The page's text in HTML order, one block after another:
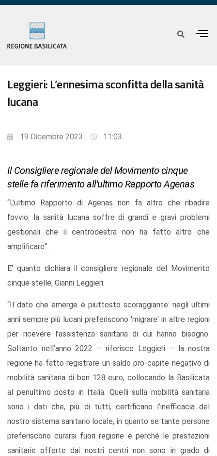
Leggieri: L’ennesima sconfitta della sanità
lucana
19 Dicembre 2023 11:03
Il Consigliere regionale del Movimento cinque
stelle fa riferimento all'ultimo Rapporto Agenas
“L’ultimo Rapporto di Agenas non fa altro che ribadire
l’ovvio: la sanità lucana soffre di grandi e gravi problemi
gestionali che il centrodestra non ha fatto altro che
amplificare”.
E' quanto dichiara il consigliere regionale del Movimento
cinque stelle, Gianni Leggieri.
“Il dato che emerge è piuttosto scoraggiante: negli ultimi
anni sempre più lucani preferiscono 'migrare' in altre regioni
per ricevere l’assistenza sanitaria di cui hanno bisogno.
Soltanto nell’anno 2022 – riferisce Leggieri – la nostra
regione ha fatto registrare un saldo pro-capite negativo di
mobilità sanitaria di ben 128 euro, collocando la Basilicata
al penultimo posto in Italia. Quelli sulla mobilità sanitaria
sono i dati che, più di tutti, certificano l’inefficacia del
nostro sistema sanitario locale, in quanto se tante persone
preferiscono curarsi fuori regione è perché le prestazioni
sanitarie offerte dai nostri centri non sono in grado di